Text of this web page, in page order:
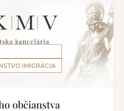
IMIGRÁCIA
občianstva